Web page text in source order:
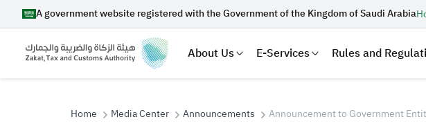
A government website registered with the Government of the Kingdom of Saudi Arabia
About Us E-Services Rules and
Home Media Center Announcements Announcement to Government